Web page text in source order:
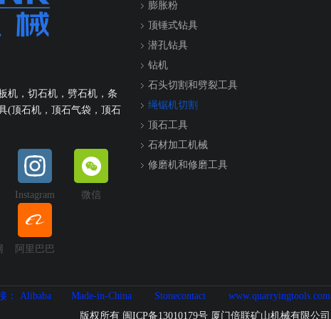
机，切石机，劈石机，条
(顶石机，顶石气袋，顶石
Instagram 微信
阿里巴巴
膨胀粉
顶锤式钻具
潜孔钻具
钻机
石头切割和劈裂工具
绳锯机切割
顶石工具
石材加工机械
修磨机和修磨工具
： Alibaba Made-in-China Stonecontact www.quarryingtools.com
版权所有 闽ICP备13010179号 厦门倍联矿山机械有限公司